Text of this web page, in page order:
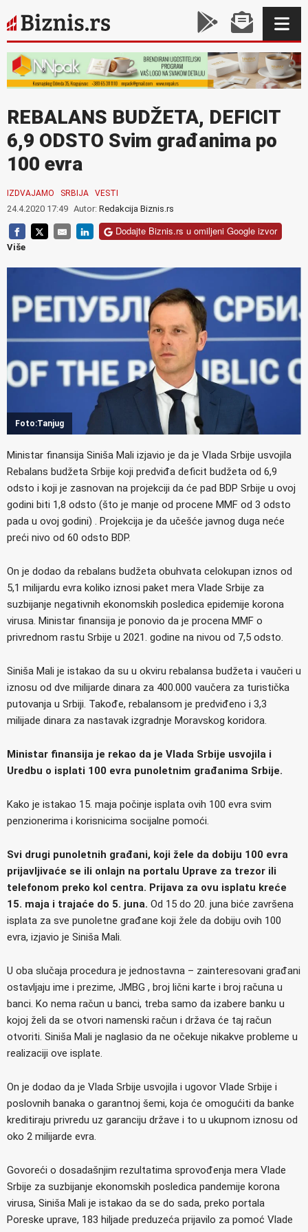
REBALANS BUDŽETA, DEFICIT
6,9 ODSTO Svim građanima po
100 evra
IZDVAJAMO SRBIJA VESTI
24.4.2020 17:49 Autor: Redakcija Biznis.rs
Dodajte Biznis.rs u omiljeni Google izvor
Više
Foto:Tanjug
Ministar finansija Siniša Mali izjavio je da je Vlada Srbije usvojila
Rebalans budžeta Srbije koji predviđa deficit budžeta od 6,9
odsto i koji je zasnovan na projekciji da će pad BDP Srbije u ovoj
godini biti 1,8 odsto (što je manje od procene MMF od 3 odsto
pada u ovoj godini) . Projekcija je da učešće javnog duga neće
preći nivo od 60 odsto BDP.
On je dodao da rebalans budžeta obuhvata celokupan iznos od
5,1 milijardu evra koliko iznosi paket mera Vlade Srbije za
suzbijanje negativnih ekonomskih posledica epidemije korona
virusa. Ministar finansija je ponovio da je procena MMF o
privrednom rastu Srbije u 2021. godine na nivou od 7,5 odsto.
Siniša Mali je istakao da su u okviru rebalansa budžeta i vaučeri u
iznosu od dve milijarde dinara za 400.000 vaučera za turistička
putovanja u Srbiji. Takođe, rebalansom je predviđeno i 3,3
milijade dinara za nastavak izgradnje Moravskog koridora.
Ministar finansija je rekao da je Vlada Srbije usvojila i
Uredbu o isplati 100 evra punoletnim građanima Srbije.
Kako je istakao 15. maja počinje isplata ovih 100 evra svim
penzionerima i korisnicima socijalne pomoći.
Svi drugi punoletnih građani, koji žele da dobiju 100 evra
prijavljivaće se ili onlajn na portalu Uprave za trezor ili
telefonom preko kol centra. Prijava za ovu isplatu kreće
15. maja i trajaće do 5. juna. Od 15 do 20. juna biće završena
isplata za sve punoletne građane koji žele da dobiju ovih 100
evra, izjavio je Siniša Mali.
U oba slučaja procedura je jednostavna – zainteresovani građani
ostavljaju ime i prezime, JMBG , broj lični karte i broj računa u
banci. Ko nema račun u banci, treba samo da izabere banku u
kojoj želi da se otvori namenski račun i država će taj račun
otvoriti. Siniša Mali je naglasio da ne očekuje nikakve probleme u
realizaciji ove isplate.
On je dodao da je Vlada Srbije usvojila i ugovor Vlade Srbije i
poslovnih banaka o garantnoj šemi, koja će omogućiti da banke
kreditiraju privredu uz garanciju države i to u ukupnom iznosu od
oko 2 milijarde evra.
Govoreći o dosadašnjim rezultatima sprovođenja mera Vlade
Srbije za suzbijanje ekonomskih posledica pandemije korona
virusa, Siniša Mali je istakao da se do sada, preko portala
Poreske uprave, 183 hiljade preduzeća prijavilo za pomoć Vlade